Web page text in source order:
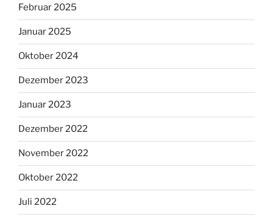
Februar 2025
Januar 2025
Oktober 2024
Dezember 2023
Januar 2023
Dezember 2022
November 2022
Oktober 2022
Juli 2022